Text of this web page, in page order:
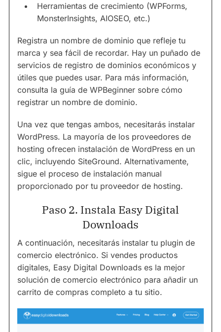
Herramientas de crecimiento (WPForms,
MonsterInsights, AIOSEO, etc.)
Registra un nombre de dominio que refleje tu
marca y sea fácil de recordar. Hay un puñado de
servicios de registro de dominios económicos y
útiles que puedes usar. Para más información,
consulta la guía de WPBeginner sobre cómo
registrar un nombre de dominio.
Una vez que tengas ambos, necesitarás instalar
WordPress. La mayoría de los proveedores de
hosting ofrecen instalación de WordPress en un
clic, incluyendo SiteGround. Alternativamente,
sigue el proceso de instalación manual
proporcionado por tu proveedor de hosting.
Paso 2. Instala Easy Digital
Downloads
A continuación, necesitarás instalar tu plugin de
comercio electrónico. Si vendes productos
digitales, Easy Digital Downloads es la mejor
solución de comercio electrónico para añadir un
carrito de compras completo a tu sitio.